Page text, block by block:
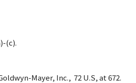
(c).
Mayer, Inc., 72 U.S, at 672.